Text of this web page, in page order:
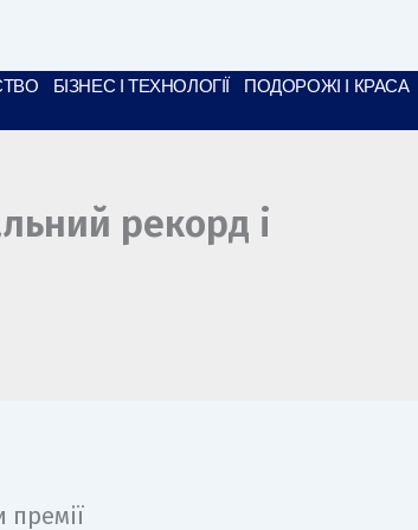
БІЗНЕС І ТЕХНОЛОГІЇ
ПОДОРОЖІ І КРАСА
рекорд і